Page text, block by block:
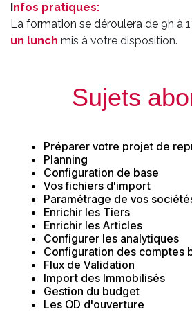
Infos pratiques:
La formation se déroulera de 9h à
un lunch mis à votre disposition.
Sujets
Préparer votre projet de
Planning
Configuration de base
Vos fichiers d'import
Paramétrage de vos
Enrichir les Tiers
Enrichir les Articles
Configurer les analytiques
Configuration des comptes
Flux de Validation
Import des Immobilisés
Gestion du budget
Les OD d'ouverture